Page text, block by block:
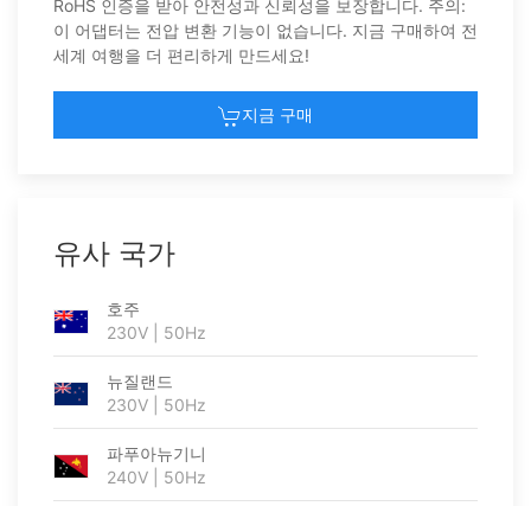
RoHS 인증을 받아 안전성과 신뢰성을 보장합니다. 주의:
이 어댑터는 전압 변환 기능이 없습니다. 지금 구매하여 전
세계 여행을 더 편리하게 만드세요!
지금 구매
유사 국가
호주
230V | 50Hz
뉴질랜드
230V | 50Hz
파푸아뉴기니
240V | 50Hz